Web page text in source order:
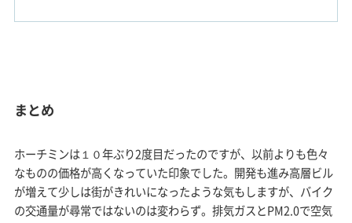
まとめ
ホーチミンは１０年ぶり2度目だったのですが、以前よりも色々
なものの価格が高くなっていた印象でした。開発も進み高層ビル
が増えて少しは街がきれいになったような気もしますが、バイク
の交通量が尋常ではないのは変わらず。排気ガスとPM2.0で空気